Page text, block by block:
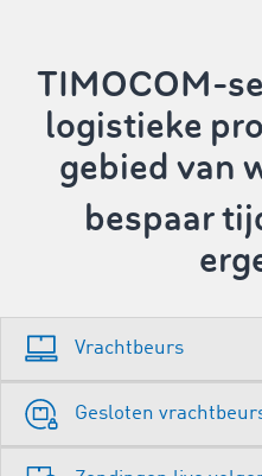
TIMOCOM-
logistieke
gebied van
bespaar
Vrachtbeurs
Gesloten